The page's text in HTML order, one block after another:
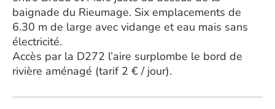
baignade du Rieumage. Six emplacements de
6.30 m de large avec vidange et eau mais sans
électricité.
Accès par la D272 l’aire surplombe le bord de
rivière aménagé (tarif 2 € / jour).